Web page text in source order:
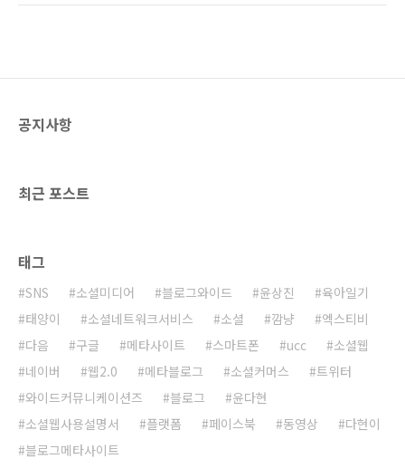
에 해로운 것입니다. 특히 간접흡연은 담배를 피
관련하여 포스팅을 한..
공지사항
최근 포스트
태그
SNS 소셜미디어 블로그와이드 윤상진
육아일기
태양이
소셜네트워크서비스 소셜 깜냥
엑스티비
다음
구글 메타사이트 스마트폰 ucc
소셜웹
네이버
웹2.0 메타블로그 소셜커머스
트위터
와이드커뮤니케이션즈
블로그
윤다현
소셜웹사용설명서
플랫폼 페이스북 동영상
다현이
블로그메타사이트